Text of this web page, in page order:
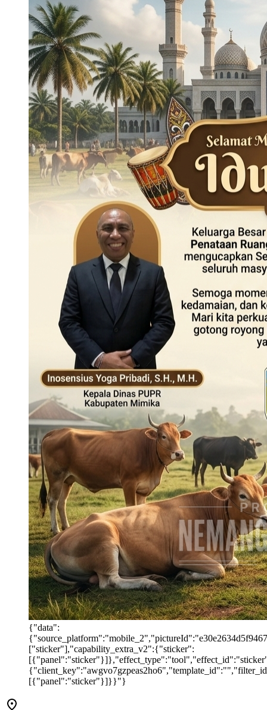
{"data":
["sticker"],"capability_extra_v2":{"sticker":
[{"panel":"sticker"}]}}"}